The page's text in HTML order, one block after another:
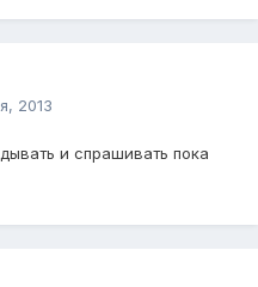
2013
и спрашивать пока